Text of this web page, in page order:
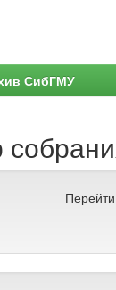
СибГМУ